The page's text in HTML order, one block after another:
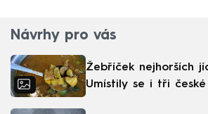
Návrhy pro vás
Žebříček nejhorších
Umístily se i tři české